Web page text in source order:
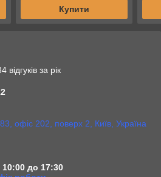
Купити
за рік
офіс 202, поверх 2, Київ, Україна
до 17:30